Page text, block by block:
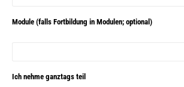
Module (falls Fortbildung in Modulen; optional)
Ich nehme ganztags teil